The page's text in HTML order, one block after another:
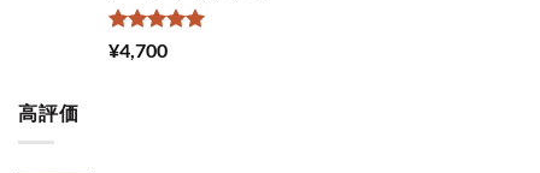
5段階中
5.00
¥4,700
高評価